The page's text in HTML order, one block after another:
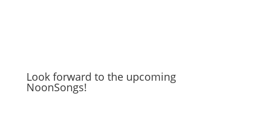
Look forward to the upcoming
NoonSongs!